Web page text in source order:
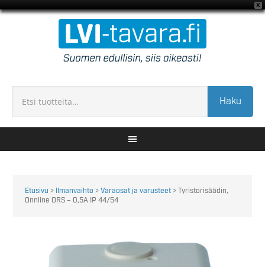
X
Haku
Etusivu > Ilmanvaihto >Varaosat ja varusteet > Tyristorisäädin,
Onnline ORS – 0,5A IP 44/54